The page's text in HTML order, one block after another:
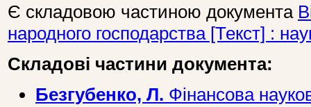
Є складовою частиною документа
народного господарства [Текст] :
Складові частини документа:
Безгубенко, Л. Фінансова